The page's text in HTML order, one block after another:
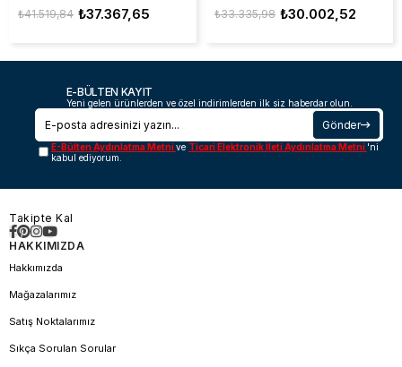
₺37.367,65
₺41.519,84 ₺30.002,52
₺33.335,98
E-BÜLTEN KAYIT
Yeni gelen ürünlerden ve özel indirimlerden ilk siz haberdar olun.
Gönder
E-Bülten Aydınlatma Metnive Ticari Elektronik İleti Aydınlatma Metni 'ni
kabul ediyorum.
Takipte Kal
HAKKIMIZDA
Hakkımızda
Mağazalarımız
Satış Noktalarımız
Sıkça Sorulan Sorular